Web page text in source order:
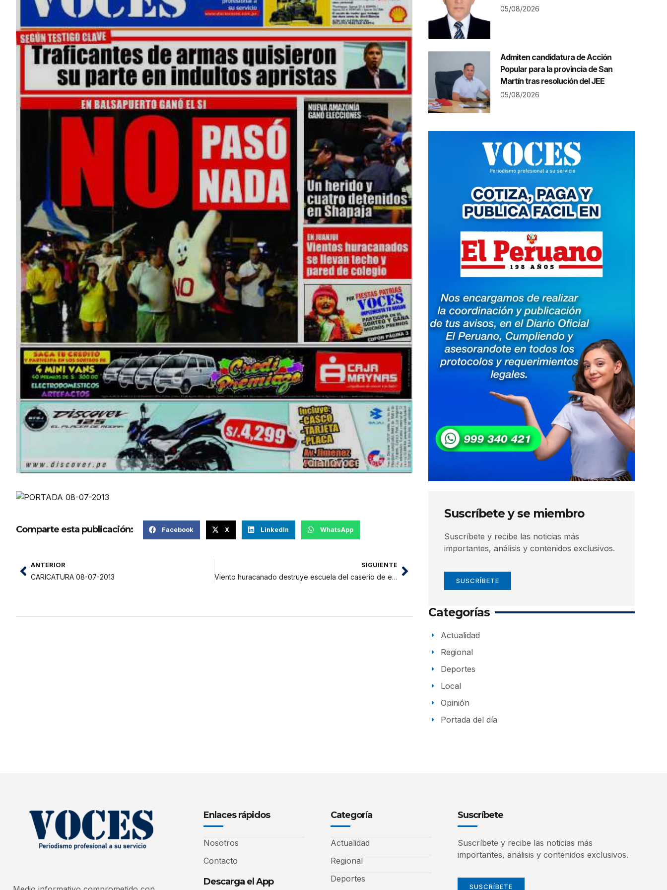
Comparte esta publicación: Facebook X LinkedIn WhatsApp
ANTERIOR
CARICATURA 08-07-2013
SIGUIENTE
Viento huracanado destruye escuela del caserío de en Huinguillo Juanjui
05/08/2026
Admiten candidatura de Acción
Popular para la provincia de San
Martín tras resolución del JEE
05/08/2026
Suscríbete y se miembro
Suscríbete y recibe las noticias más
importantes, análisis y contenidos exclusivos.
SUSCRÍBETE
Categorías
Actualidad
Regional
Deportes
Local
Opinión
Portada del día
Enlaces rápidos
Nosotros
Contacto
Descarga el App
Categoría
Actualidad
Regional
Deportes
Suscríbete
Suscríbete y recibe las noticias más
importantes, análisis y contenidos exclusivos.
SUSCRÍBETE